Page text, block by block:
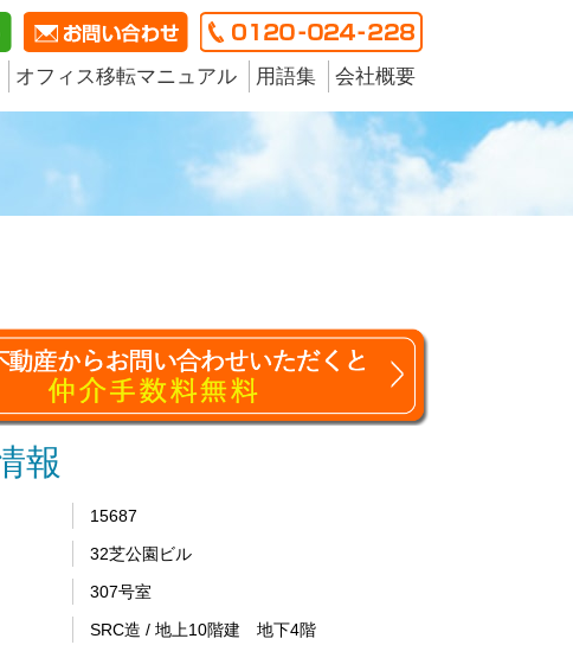
オフィス移転マニュアル 用語集 会社概要
報
15687
32芝公園ビル
307号室
SRC造 / 地上10階建 地下4階